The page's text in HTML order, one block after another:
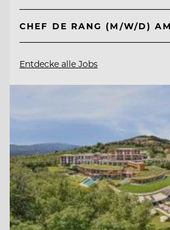
CHEF DE RANG (M/W/D)
Entdecke alle Jobs